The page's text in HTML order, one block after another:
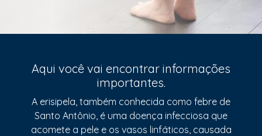
Aqui você vai encontrar informações
importantes.
A erisipela, também conhecida como febre de
Santo Antônio, é uma doença infecciosa que
acomete a pele e os vasos linfáticos, causada